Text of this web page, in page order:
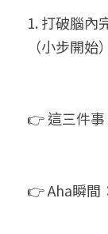
1. 打破腦內
（小步開始
👉 這三件
👉 Aha瞬間